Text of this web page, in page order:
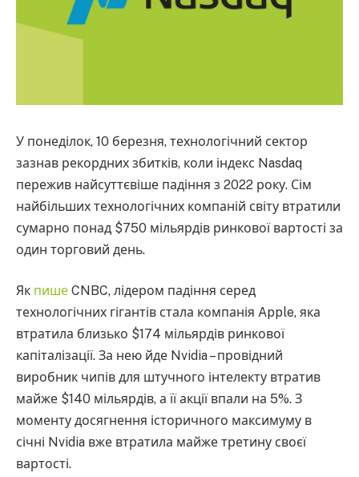
У понеділок, 10 березня, технологічний сектор
зазнав рекордних збитків, коли індекс Nasdaq
пережив найсуттєвіше падіння з 2022 року. Сім
найбільших технологічних компаній світу втратили
сумарно понад $750 мільярдів ринкової вартості за
один торговий день.
Як пише CNBC, лідером падіння серед
технологічних гігантів стала компанія Apple, яка
втратила близько $174 мільярдів ринкової
капіталізації. За нею йде Nvidia – провідний
виробник чипів для штучного інтелекту втратив
майже $140 мільярдів, а її акції впали на 5%. З
моменту досягнення історичного максимуму в
січні Nvidia вже втратила майже третину своєї
вартості.